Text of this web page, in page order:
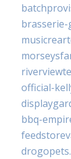
brasserie-
official-
bbq-